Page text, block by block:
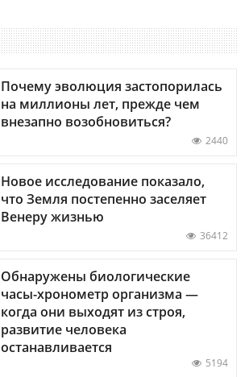
Почему эволюция застопорилась
на миллионы лет, прежде чем
внезапно возобновиться?
2440
Новое исследование показало,
что Земля постепенно заселяет
Венеру жизнью
36412
Обнаружены биологические
часы-хронометр организма —
когда они выходят из строя,
развитие человека
останавливается
5194